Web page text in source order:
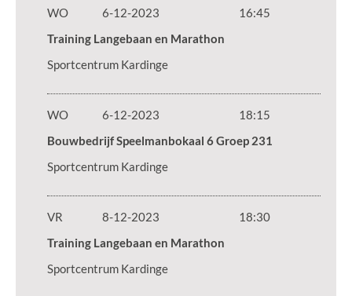
WO 6-12-2023
16:45
Training Langebaan en Marathon
Sportcentrum Kardinge
WO 6-12-2023
18:15
Bouwbedrijf Speelmanbokaal 6 Groep 231
Sportcentrum Kardinge
VR 8-12-2023
18:30
Training Langebaan en Marathon
Sportcentrum Kardinge